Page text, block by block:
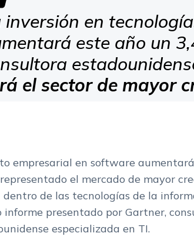
inversión en
este año un
el sector de mayor
empresarial en software
el mercado de mayor
de las tecnologías de la
informe presentado por Gartner,
especializada en TI.